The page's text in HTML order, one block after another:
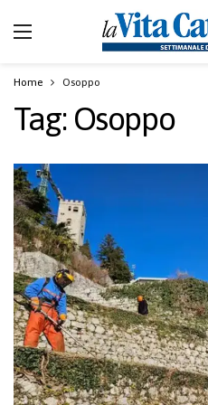
Home Osoppo
Tag: Osoppo